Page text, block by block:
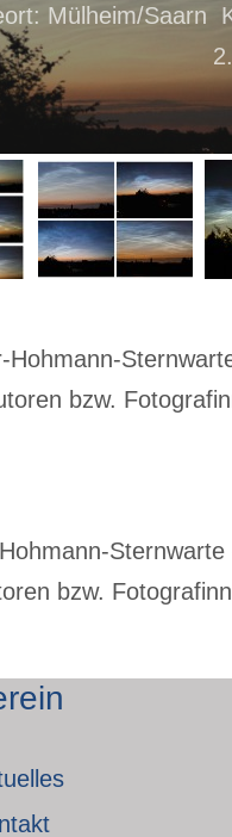
Mülheim/Saarn
bzw.
bzw.